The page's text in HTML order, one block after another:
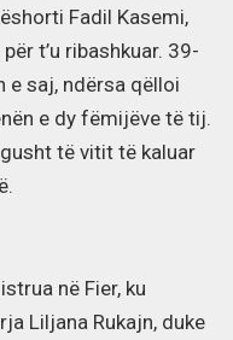
Fadil Kasemi,
t’u ribashkuar. 39-
e saj, ndërsa qëlloi
e dy fëmijëve të tij.
të vitit të kaluar
në Fier, ku
Liljana Rukajn, duke